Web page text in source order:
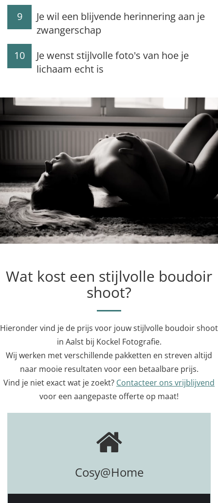
9
Je wil een blijvende herinnering aan je
zwangerschap
10
Je wenst stijlvolle foto's van hoe je
lichaam echt is
Wat kost een stijlvolle boudoir
shoot?
Hieronder vind je de prijs voor jouw stijlvolle boudoir shoot
in Aalst bij Kockel Fotografie.
Wij werken met verschillende pakketten en streven altijd
naar mooie resultaten voor een betaalbare prijs.
Vind je niet exact wat je zoekt? Contacteer ons vrijblijvend
voor een aangepaste offerte op maat!
Cosy@Home